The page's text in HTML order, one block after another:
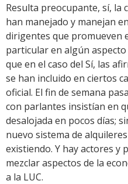
Resulta preocupante, sí, la
han manejado y manejan
dirigentes que promueven
particular en algún
que en el caso del Sí, las
se han incluido en ciertos
oficial. El fin de semana
con parlantes insistían en
desalojada en pocos días;
nuevo sistema de
existiendo. Y hay actores y
mezclar aspectos de la
a la LUC.